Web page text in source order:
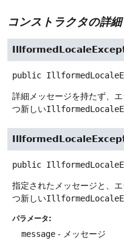
コンストラクタの詳細
public
詳細メッセージを持たず、
つ新しい
public
指定されたメッセージと、
つ新しい
パラメータ:
message - メッセージ